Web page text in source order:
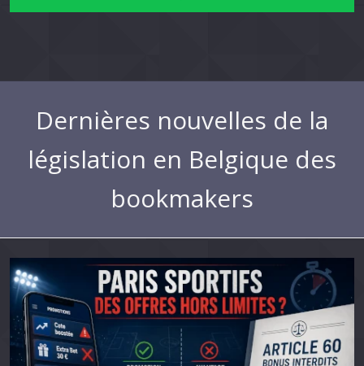
Dernières nouvelles de la
législation en Belgique des
bookmakers